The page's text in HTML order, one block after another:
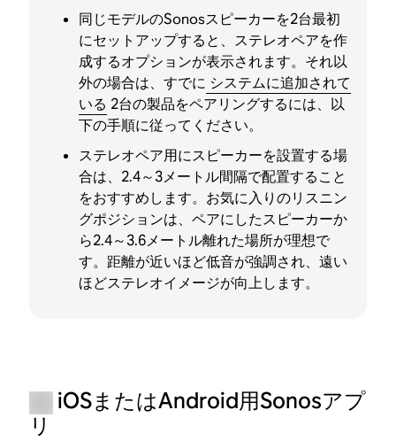
同じモデルのSonosスピーカーを2台最初
にセットアップすると、ステレオペアを作
成するオプションが表示されます。それ以
外の場合は、すでに システムに追加されて
いる 2台の製品をペアリングするには、以
下の手順に従ってください。
ステレオペア用にスピーカーを設置する場
合は、2.4～3メートル間隔で配置すること
をおすすめします。お気に入りのリスニン
グポジションは、ペアにしたスピーカーか
ら2.4～3.6メートル離れた場所が理想で
す。距離が近いほど低音が強調され、遠い
ほどステレオイメージが向上します。
iOSまたはAndroid用Sonosアプ
リ